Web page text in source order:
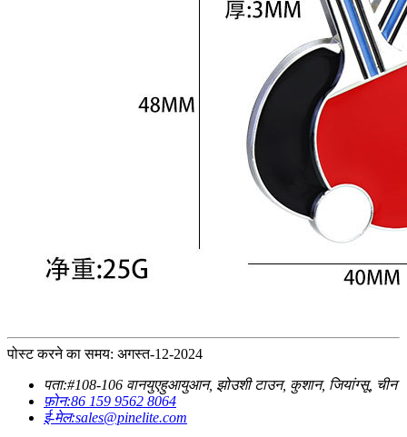
पोस्ट करने का समय: अगस्त-12-2024
पता:#108-106 वानयुएहुआयुआन, झोउशी टाउन, कुशान, जियांग्सू, चीन
फ़ोन:86 159 9562 8064
ई-मेल:sales@pinelite.com